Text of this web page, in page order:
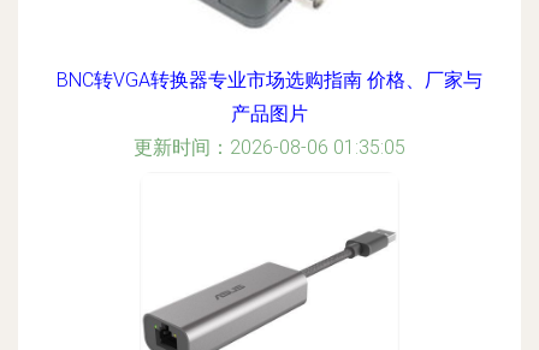
BNC转VGA转换器专业市场选购指南 价格、厂家与
产品图片
更新时间：2026-08-06 01:35:05